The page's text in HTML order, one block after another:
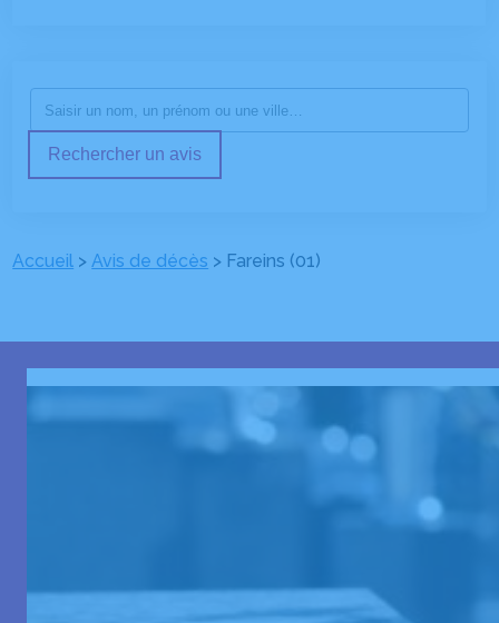
Rechercher un avis
Accueil >Avis de décès > Fareins (01)